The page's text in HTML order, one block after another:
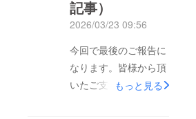
記事）
2026/03/23 09:56
今回で最後のご報告に
なります。皆様から頂
いたご支援のおかげさ
もっと見る